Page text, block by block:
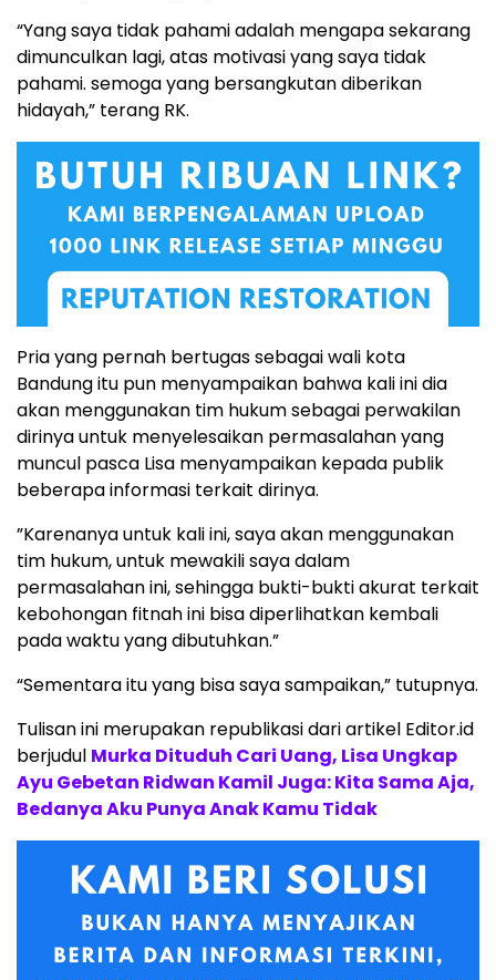
“Yang saya tidak pahami adalah mengapa sekarang
dimunculkan lagi, atas motivasi yang saya tidak
pahami. semoga yang bersangkutan diberikan
hidayah,” terang RK.
Pria yang pernah bertugas sebagai wali kota
Bandung itu pun menyampaikan bahwa kali ini dia
akan menggunakan tim hukum sebagai perwakilan
dirinya untuk menyelesaikan permasalahan yang
muncul pasca Lisa menyampaikan kepada publik
beberapa informasi terkait dirinya.
”Karenanya untuk kali ini, saya akan menggunakan
tim hukum, untuk mewakili saya dalam
permasalahan ini, sehingga bukti-bukti akurat terkait
kebohongan fitnah ini bisa diperlihatkan kembali
pada waktu yang dibutuhkan.”
“Sementara itu yang bisa saya sampaikan,” tutupnya.
Tulisan ini merupakan republikasi dari artikel Editor.id
berjudul Murka Dituduh Cari Uang, Lisa Ungkap
Ayu Gebetan Ridwan Kamil Juga: Kita Sama Aja,
Bedanya Aku Punya Anak Kamu Tidak